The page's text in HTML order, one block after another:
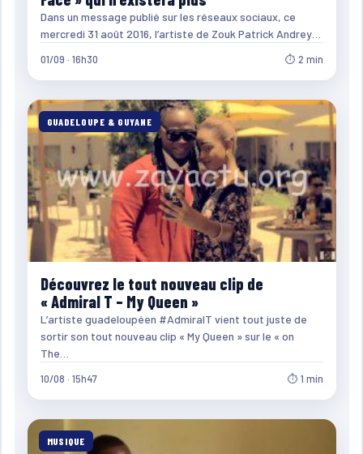
Dans un message publié sur les réseaux sociaux, ce
mercredi 31 août 2016, l’artiste de Zouk Patrick Andrey…
01/09 · 16h30 ⏱ 2 min
GUADELOUPE & GUYANE
Découvrez le tout nouveau clip de
« Admiral T – My Queen »
L’artiste guadeloupéen #AdmiralT vient tout juste de
sortir son tout nouveau clip « My Queen » sur le « on
The…
10/08 · 15h47 ⏱ 1 min
MUSIQUE